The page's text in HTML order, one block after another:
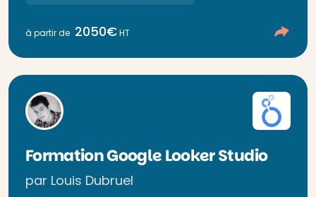
à partir de 2050€HT
Formation Google Looker Studio
par Louis Dubruel